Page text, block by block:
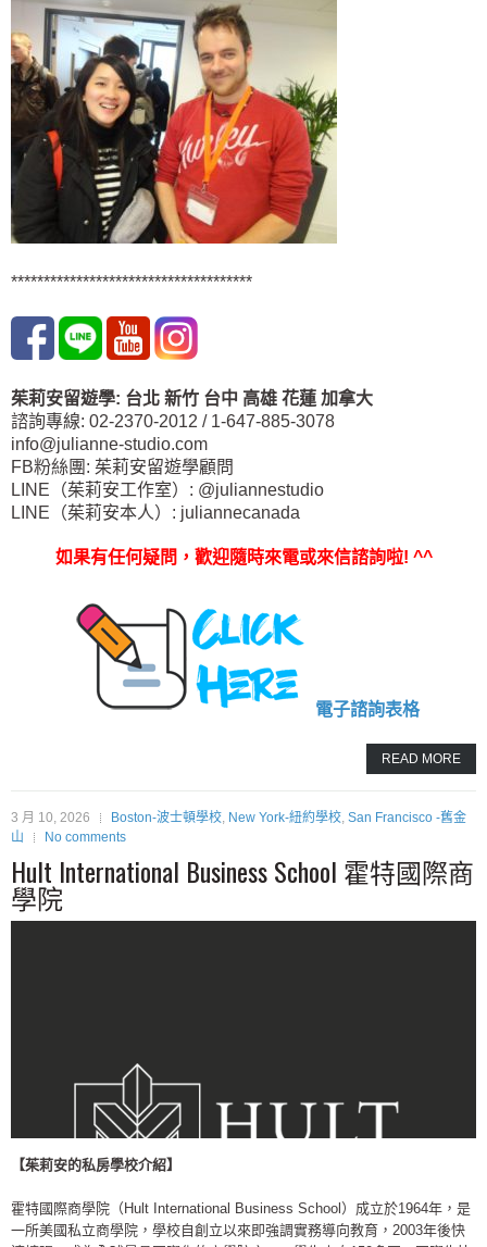
*************************************
茱莉安留遊學: 台北 新竹 台中 高雄 花蓮 加拿大
諮詢專線: 02-2370-2012 / 1-647-885-3078
info@julianne-studio.com
FB粉絲團: 茱莉安留遊學顧問
LINE（茱莉安工作室）: @juliannestudio
LINE（茱莉安本人）: juliannecanada
如果有任何疑問，歡迎隨時來電或來信諮詢啦! ^^
電子諮詢表格
READ MORE
3 月 10, 2026 Boston-波士頓學校, New York-紐約學校, San Francisco -舊金
山
No comments
Hult International Business School 霍特國際商
學院
【​茱莉安的私房學校介紹】
霍特國際商學院（Hult International Business School）成立於1964年，是
一所美國私立商學院，學校自創立以來即強調實務導向教育，2003年後快